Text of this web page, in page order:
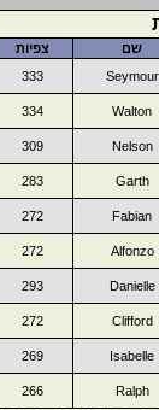
שם צפיות
Seymour
333
Walton
334
Nelson
309
Garth
283
Fabian
272
Alfonzo
272
Danielle
293
Clifford
272
Isabelle
269
Ralph
266